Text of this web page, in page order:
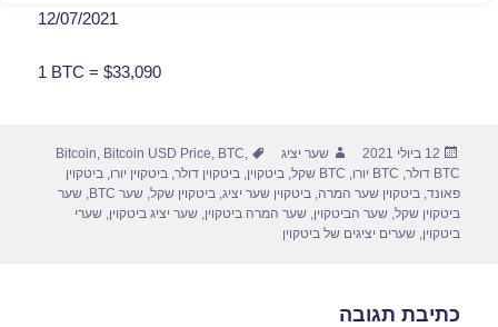
12/07/2021
1 BTC = $33,090
פורסם
בתאריך
12 ביולי 2021 מחבר
שער יציג תגיות Bitcoin, Bitcoin USD Price, BTC,
BTC דולר
, BTC יורו , BTC שקל ,ביטקוין,ביטקוין דולר,ביטקוין יורו,ביטקוין
פאונד,ביטקוין שער המרה,ביטקוין שער יציג,ביטקוין שקל,שער BTC ,שער
ביטקוין שקל,שער הביטקוין,שער המרה ביטקוין,שער יציג ביטקוין,שערי
ביטקוין,שערים יציגים של ביטקוין
כתיבת תגובה